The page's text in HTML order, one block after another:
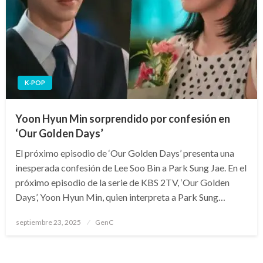
K-POP
Yoon Hyun Min sorprendido por confesión en
‘Our Golden Days’
El próximo episodio de ‘Our Golden Days’ presenta una
inesperada confesión de Lee Soo Bin a Park Sung Jae. En el
próximo episodio de la serie de KBS 2TV, ‘Our Golden
Days’, Yoon Hyun Min, quien interpreta a Park Sung…
Publicado
septiembre 23, 2025 GenC